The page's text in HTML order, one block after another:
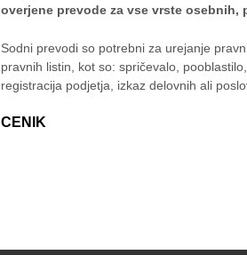
overjene prevode za vse vrste
Sodni prevodi so potrebni za urejanje
pravnih listin, kot so: spričevalo,
registracija podjetja, izkaz delovnih ali
CENIK